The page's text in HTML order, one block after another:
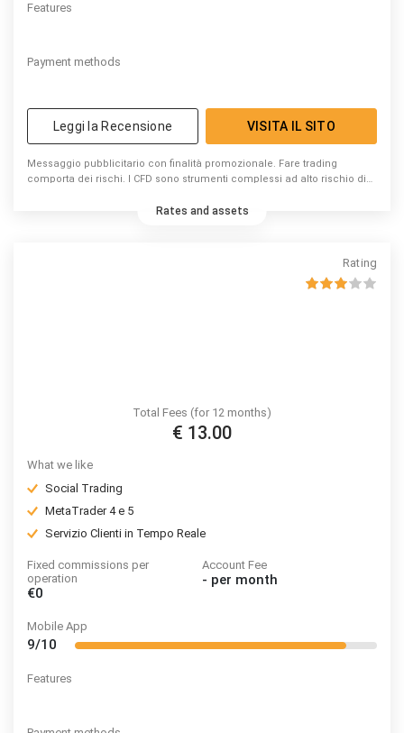
Features
Payment methods
Leggi la Recensione VISITA IL SITO
Messaggio pubblicitario con finalità promozionale. Fare trading
comporta dei rischi. I CFD sono strumenti complessi ad alto rischio di
perdono denaro a causa delle negoziazioni in CFD con questo
Rates and assets
Rating
Total Fees (for 12 months)
€ 13.00
What we like
Social Trading
MetaTrader 4 e 5
Servizio Clienti in Tempo Reale
Fixed commissions per
operation
€0
Account Fee
- per month
Mobile App
9/10
Features